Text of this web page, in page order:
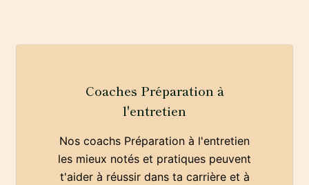
Coaches Préparation à
l'entretien
Nos coachs Préparation à l'entretien
les mieux notés et pratiques peuvent
t'aider à réussir dans ta carrière et à